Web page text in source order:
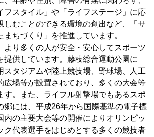
フスタイル」や「ライフステージ」に応
しむことのできる環境の創出など、「サ
まちづくり」を推進しています。
より多くの人が安全・安心してスポーツ
提供しています。藤枝総合運動公園に
スタジアムや陸上競技場、野球場、人工
広場等が設置されており、多くの大会等
す。また、ライフル射撃場でもあるスポ
郷には、平成26年から国際基準の電子標
内の主要大会等の開催によりオリンピッ
ク代表選手をはじめとする多くの競技者